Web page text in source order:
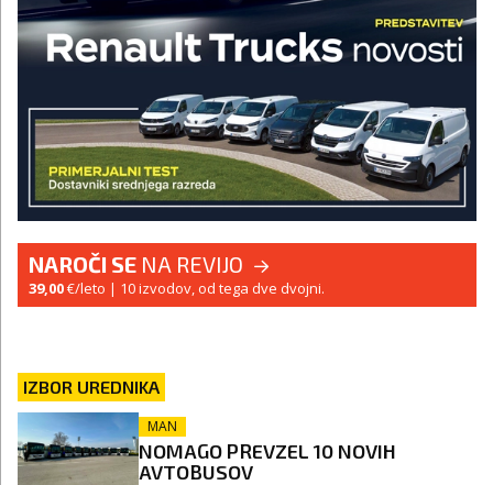
NAROČI SE NA REVIJO
39,00€/leto | 10 izvodov, od tega dve dvojni.
IZBOR UREDNIKA
MAN
NOMAGO PREVZEL 10 NOVIH
AVTOBUSOV